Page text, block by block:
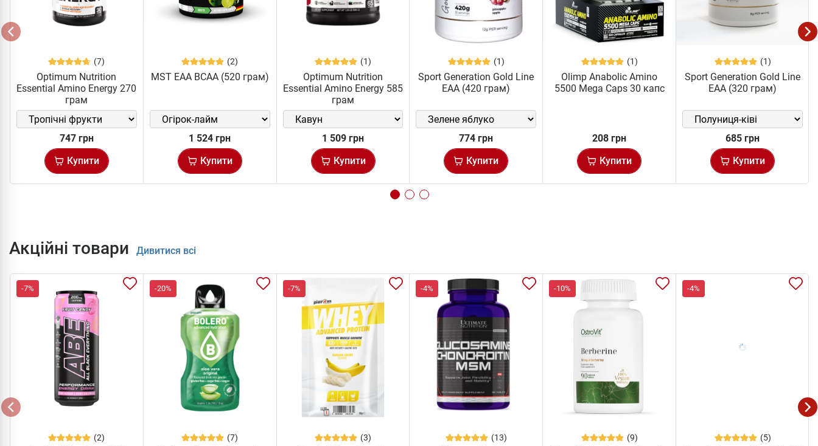
(7)
Optimum Nutrition
Essential Amino Energy 270
грам
747 грн
Купити
(2)
MST EAA BCAA (520 грам)
1 524 грн
Купити
(1)
Optimum Nutrition
Essential Amino Energy 585
грам
1 509 грн
Купити
(1)
Sport Generation Gold Line
EAA (420 грам)
774 грн
Купити
(1)
Olimp Anabolic Amino
5500 Mega Caps 30 капс
208 грн
Купити
(1)
Sport Generation Gold Line
EAA (320 грам)
685 грн
Купити
Акційні товари Дивитися всі
-7%
(2)
-20%
(7)
-7%
(3)
-4%
(13)
-10%
(9)
-4%
(5)